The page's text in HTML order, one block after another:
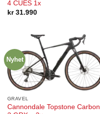
4 CUES 1x
kr31.990
Nyhet
GRAVEL
Cannondale Topstone Carbon